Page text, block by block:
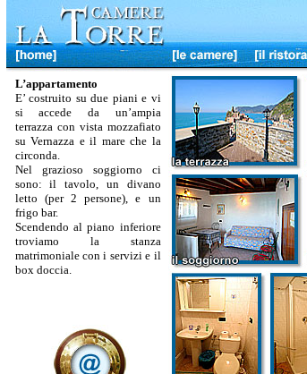
L’appartamento
E’ costruito su due piani e vi
si accede da un’ampia
terrazza con vista mozzafiato
su Vernazza e il mare che la
circonda.
Nel grazioso soggiorno ci
sono: il tavolo, un divano
letto (per 2 persone), e un
frigo bar.
Scendendo al piano inferiore
troviamo la stanza
matrimoniale con i servizi e il
box doccia.